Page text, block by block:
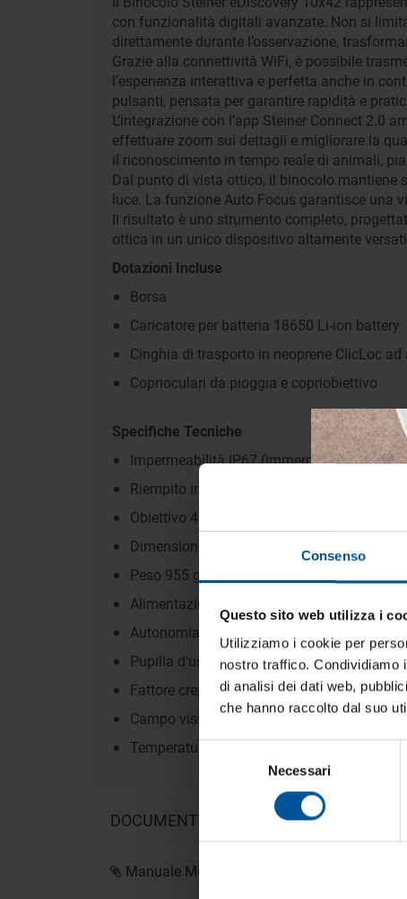
tua
vive la
Consenso
Questo sito web utilizza i
Utilizziamo i cookie per
nostro traffico. Condividiamo
di analisi dei dati web,
che hanno raccolto dal suo
Necessari
con funzionalità digitali avanzate. Non si
direttamente durante l’osservazione,
Grazie alla connettività WiFi, è possibile
l’esperienza interattiva e perfetta anche in
pulsanti, pensata per garantire rapidità e
L’integrazione con l’app Steiner Connect
effettuare zoom sui dettagli e migliorare la
il riconoscimento in tempo reale di animali,
Dal punto di vista ottico, il binocolo mantiene
luce. La funzione Auto Focus garantisce una
Il risultato è uno strumento completo,
ottica in un unico dispositivo altamente
Dotazioni Incluse
Borsa
Caricatore per batteria 18650 Li-ion battery
Cinghia di trasporto in neoprene ClicLoc
Coprioculari da pioggia e copriobiettivo
Specifiche Tecniche
Impermeabilità IP67 (immergibile 1m /
Riempito internamente con azoto
Obiettivo 42 mm, ingrandimento 10x
Dimensioni: 130w x 147h x 85d mm
Peso 955 gr. (1010 gr con batteria)
Alimentazione: da batteria a Litio #18650 o
Autonomia batteria: 32h
Pupilla d'uscita: 4,2 mm ±6%
Fattore crepuscolare: 20,49
Campo visivo a 1000 m: 108 m
Temperatura operativa: da -10°C a +60°C
DOCUMENTI
Manuale Multilingue Steiner eDiscovery